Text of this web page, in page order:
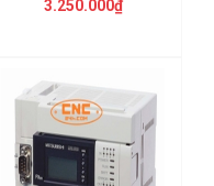
3.250.000₫